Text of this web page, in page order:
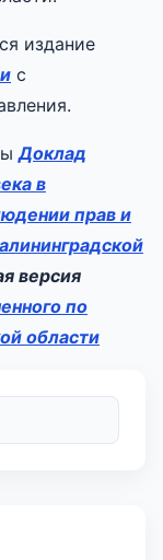
издание
с
Доклад
в
прав и
версия
по
области